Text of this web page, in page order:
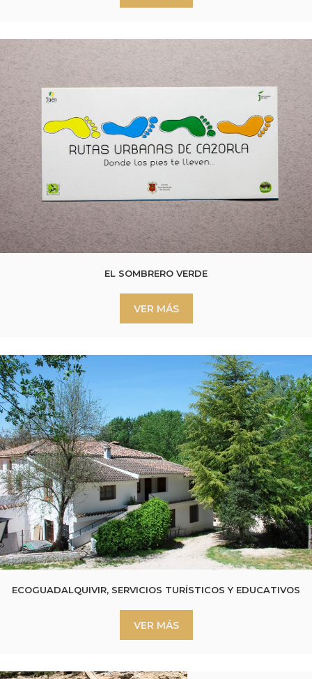
EL SOMBRERO VERDE
VER MÁS
ECOGUADALQUIVIR, SERVICIOS TURÍSTICOS Y EDUCATIVOS
VER MÁS